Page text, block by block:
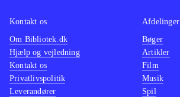
Kontakt os
Om Bibliotek.dk
Hjælp og vejledning
Kontakt os
Privatlivspolitik
Leverandører
Afdelinger
Bøger
Artikler
Film
Musik
Spil